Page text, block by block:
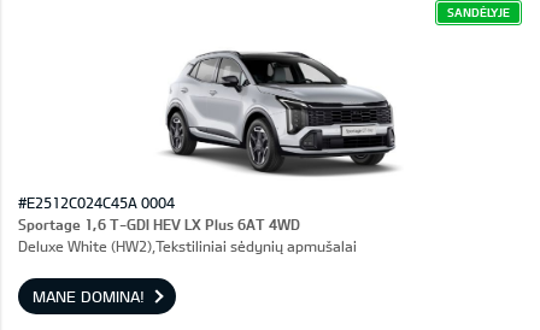
SANDĖLYJE
#E2512C024C45A 0004
Sportage 1,6 T-GDI HEV LX Plus 6AT 4WD
Deluxe White (HW2),Tekstiliniai sėdynių apmušalai
MANE DOMINA!